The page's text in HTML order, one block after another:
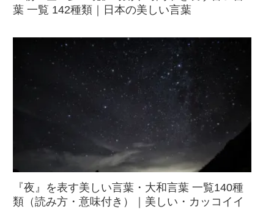
葉 一覧 142種類｜日本の美しい言葉
『夜』を表す美しい言葉・大和言葉 一覧140種
類（読み方・意味付き）｜美しい・カッコイイ